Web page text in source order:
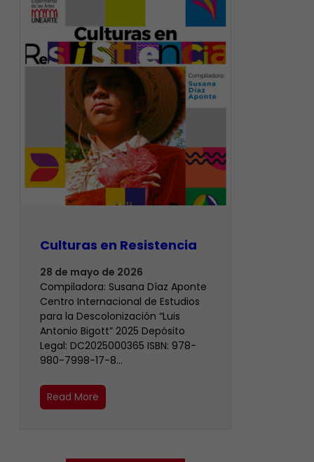
Culturas en Resistencia
28 de mayo de 2026
Compiladora: Susana Díaz Aponte
Centro Internacional de Estudios
para la Descolonización “Luis
Antonio Bigott” 2025 Depósito
Legal: DC2025000365 ISBN: 978-
980-7998-17-8…
Read More